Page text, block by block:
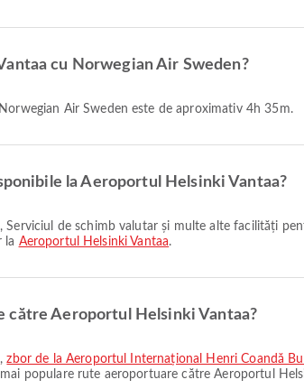
cu Norwegian Air Sweden?
Air Sweden este de aproximativ 4h 35m.
la Aeroportul Helsinki Vantaa?
la Aeroportul Helsinki Vantaa.
către Aeroportul Helsinki Vantaa?
,zbor de la Aeroportul Internațional Henri Coandă
populare rute aeroportuare către Aeroportul